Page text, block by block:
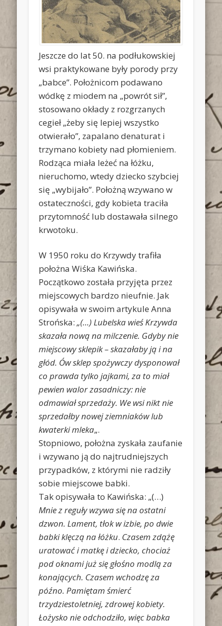
Jeszcze do lat 50. na podłukowskiej
wsi praktykowane były porody przy
„babce”. Położnicom podawano
wódkę z miodem na „powrót sił”,
stosowano okłady z rozgrzanych
cegieł „żeby się lepiej wszystko
otwierało”, zapalano denaturat i
trzymano kobiety nad płomieniem.
Rodząca miała leżeć na łóżku,
nieruchomo, wtedy dziecko szybciej
się „wybijało”. Położną wzywano w
ostateczności, gdy kobieta traciła
przytomność lub dostawała silnego
krwotoku.
W 1950 roku do Krzywdy trafiła
położna Wiśka Kawińska.
Początkowo została przyjęta przez
miejscowych bardzo nieufnie. Jak
opisywała w swoim artykule Anna
Strońska:„(…) Lubelska wieś Krzywda
skazała nową na milczenie. Gdyby nie
miejscowy sklepik – skazałaby ją i na
głód. Ów sklep spożywczy dysponował
co prawda tylko jajkami, za to miał
pewien walor zasadniczy: nie
odmawiał sprzedaży. We wsi nikt nie
sprzedałby nowej ziemniaków lub
kwaterki mleka„.
Stopniowo, położna zyskała zaufanie
i wzywano ją do najtrudniejszych
przypadków, z którymi nie radziły
sobie miejscowe babki.
Tak opisywała to Kawińska: „(…)
Mnie z reguły wzywa się na ostatni
dzwon. Lament, tłok w izbie, po dwie
babki klęczą na łóżku. Czasem zdążę
uratować i matkę i dziecko, chociaż
pod oknami już się głośno modlą za
konających. Czasem wchodzę za
późno. Pamiętam śmierć
trzydziestoletniej, zdrowej kobiety.
Łożysko nie odchodziło, więc babka